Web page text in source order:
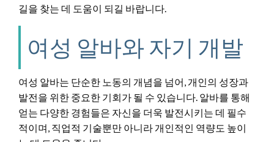
길을 찾는 데 도움이 되길 바랍니다.
여성 알바와 자기 개발
여성 알바는 단순한 노동의 개념을 넘어, 개인의 성장과
발전을 위한 중요한 기회가 될 수 있습니다. 알바를 통해
얻는 다양한 경험들은 자신을 더욱 발전시키는 데 필수
적이며, 직업적 기술뿐만 아니라 개인적인 역량도 높이